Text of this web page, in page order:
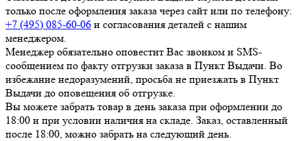
только после оформления заказа через сайт или по телефону:
+7 (495) 085-60-06 и согласования деталей с нашим
менеджером.
Менеджер обязательно оповестит Вас звонком и SMS-
сообщением по факту отгрузки заказа в Пункт Выдачи. Во
избежание недоразумений, просьба не приезжать в Пункт
Выдачи до оповещения об отгрузке
Вы можете забрать товар в день заказа при оформлении до
18:00 и при условии наличия на складе. Заказ, оставленный
после 18:00, можно забрать на следующий день.